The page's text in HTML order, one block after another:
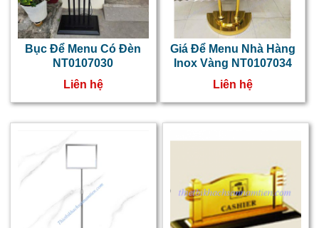
Bục Để Menu Có Đèn
NT0107030
Liên hệ
Giá Để Menu Nhà Hàng
Inox Vàng NT0107034
Liên hệ